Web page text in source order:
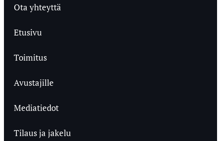
Ota yhteyttä
Etusivu
Toimitus
Avustajille
Mediatiedot
Tilaus ja jakelu